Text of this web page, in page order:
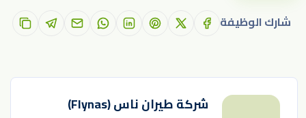
شارك الوظيفة
شركة طيران ناس (Flynas)